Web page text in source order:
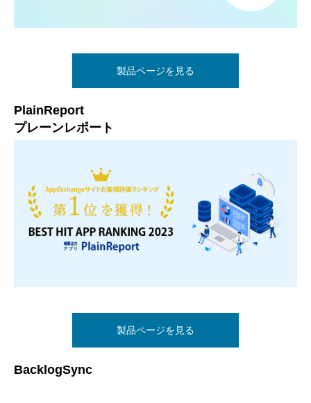
製品ページを見る
PlainReport
プレーンレポート
製品ページを見る
BacklogSync